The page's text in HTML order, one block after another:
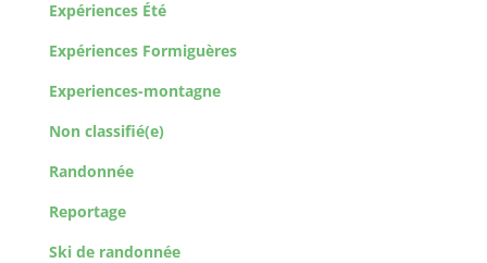
Expériences Été
Expériences Formiguères
Experiences-montagne
Non classifié(e)
Randonnée
Reportage
Ski de randonnée